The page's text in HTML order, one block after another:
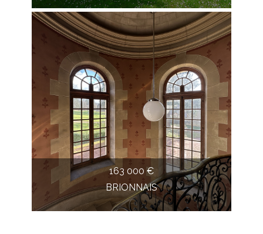
163 000 €
BRIONNAIS